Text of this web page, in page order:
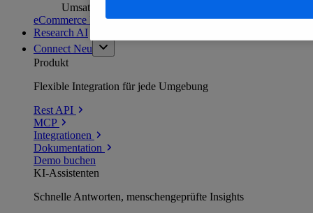
Umsatzanalysen und -prognosen
eCommerce Insights entdecken
Research AI
Connect Neu
Produkt
Flexible Integration für jede Umgebung
Rest API
MCP
Integrationen
Dokumentation
Demo buchen
KI-Assistenten
Schnelle Antworten, menschengeprüfte Insights